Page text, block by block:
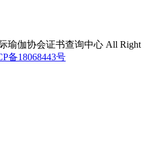
瑜伽协会证书查询中心 All Right
备18068443号